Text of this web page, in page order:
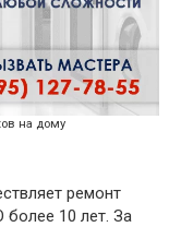
на дому
ремонт
10 лет. За